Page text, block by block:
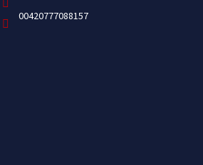
00420777088157